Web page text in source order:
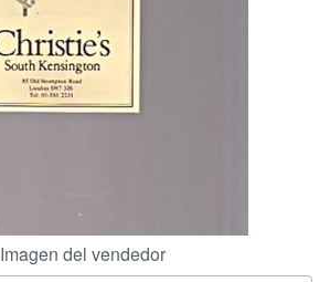
CERRAR
Imagen del vendedor